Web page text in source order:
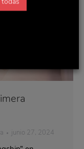
junio 27, 2024